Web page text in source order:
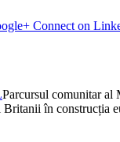
Connect on
Parcursul comunitar al
în construcția